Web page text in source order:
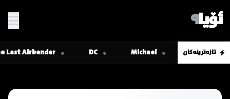
ئۆیا٩
تازەترینەکان